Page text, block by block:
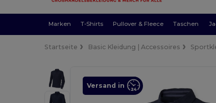
Marken T-Shirts Pullover & Fleece Taschen
Startseite Basic Kleidung | Accessoires
Versand in